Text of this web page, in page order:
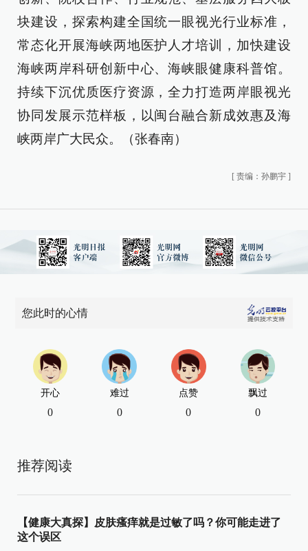
块建设，探索构建全国统一眼视光行业标准，
常态化开展海峡两地医护人才培训，加快建设
海峡两岸科研创新中心、海峡眼健康科普馆。
持续下沉优质医疗资源，全力打造两岸眼视光
协同发展示范样板，以闽台融合新成效惠及海
峡两岸广大民众。（张春南）
[ 责编：孙鹏宇 ]
您此时的心情
开心
0
难过
0
点赞
0
飘过
0
推荐阅读
【健康大真探】皮肤瘙痒就是过敏了吗？你可能走进了
这个误区